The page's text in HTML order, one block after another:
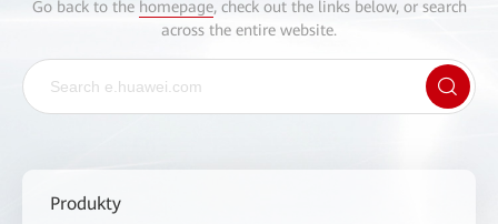
Go back to the homepage, check out the links below, or search
across the entire website.
Produkty